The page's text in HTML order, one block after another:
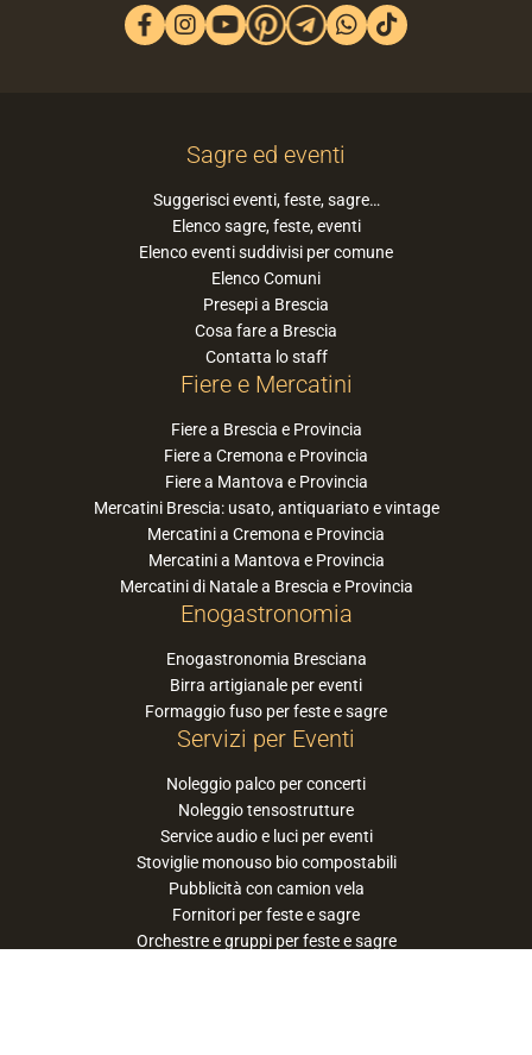
Sagre ed eventi
Suggerisci eventi, feste, sagre…
Elenco sagre, feste, eventi
Elenco eventi suddivisi per comune
Elenco Comuni
Presepi a Brescia
Cosa fare a Brescia
Contatta lo staff
Fiere e Mercatini
Fiere a Brescia e Provincia
Fiere a Cremona e Provincia
Fiere a Mantova e Provincia
Mercatini Brescia: usato, antiquariato e vintage
Mercatini a Cremona e Provincia
Mercatini a Mantova e Provincia
Mercatini di Natale a Brescia e Provincia
Enogastronomia
Enogastronomia Bresciana
Birra artigianale per eventi
Formaggio fuso per feste e sagre
Servizi per Eventi
Noleggio palco per concerti
Noleggio tensostrutture
Service audio e luci per eventi
Stoviglie monouso bio compostabili
Pubblicità con camion vela
Fornitori per feste e sagre
Orchestre e gruppi per feste e sagre